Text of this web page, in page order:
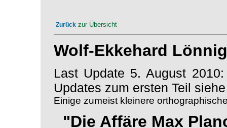
Zurück zur Übersicht
Wolf-Ekkehard
Last Update 5. August
Updates zum ersten Teil
Einige zumeist kleinere
"Die Affäre Max